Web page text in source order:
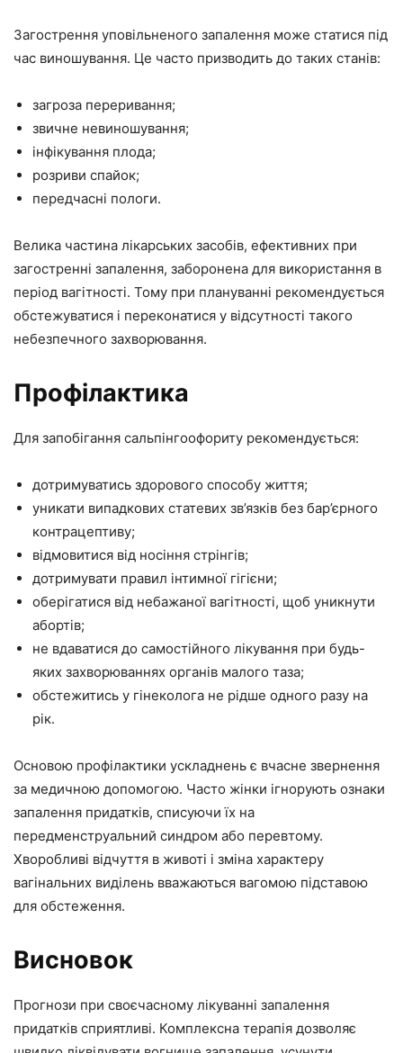
Загострення уповільненого запалення може статися під
час виношування. Це часто призводить до таких станів:
загроза переривання;
звичне невиношування;
інфікування плода;
розриви спайок;
передчасні пологи.
Велика частина лікарських засобів, ефективних при
загостренні запалення, заборонена для використання в
період вагітності. Тому при плануванні рекомендується
обстежуватися і переконатися у відсутності такого
небезпечного захворювання.
Профілактика
Для запобігання сальпінгоофориту рекомендується:
дотримуватись здорового способу життя;
уникати випадкових статевих зв’язків без бар’єрного
контрацептиву;
відмовитися від носіння стрінгів;
дотримувати правил інтимної гігієни;
оберігатися від небажаної вагітності, щоб уникнути
абортів;
не вдаватися до самостійного лікування при будь-
яких захворюваннях органів малого таза;
обстежитись у гінеколога не рідше одного разу на
рік.
Основою профілактики ускладнень є вчасне звернення
за медичною допомогою. Часто жінки ігнорують ознаки
запалення придатків, списуючи їх на
передменструальний синдром або перевтому.
Хворобливі відчуття в животі і зміна характеру
вагінальних виділень вважаються вагомою підставою
для обстеження.
Висновок
Прогнози при своєчасному лікуванні запалення
придатків сприятливі. Комплексна терапія дозволяє